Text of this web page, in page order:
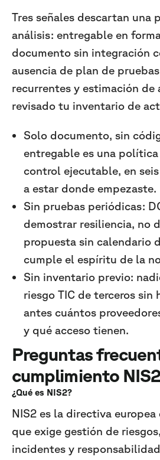
Tres señales descartan una
análisis: entregable en
documento sin integración
ausencia de plan de
recurrentes y estimación de
revisado tu inventario de
Solo documento, sin
entregable es una política
control ejecutable, en
a estar donde empezaste.
Sin pruebas periódicas:
demostrar resiliencia, no
propuesta sin calendario
cumple el espíritu de la
Sin inventario previo:
riesgo TIC de terceros sin
antes cuántos
y qué acceso tienen.
Preguntas
cumplimiento
¿Qué es NIS2?
NIS2 es la directiva
que exige gestión de
incidentes y